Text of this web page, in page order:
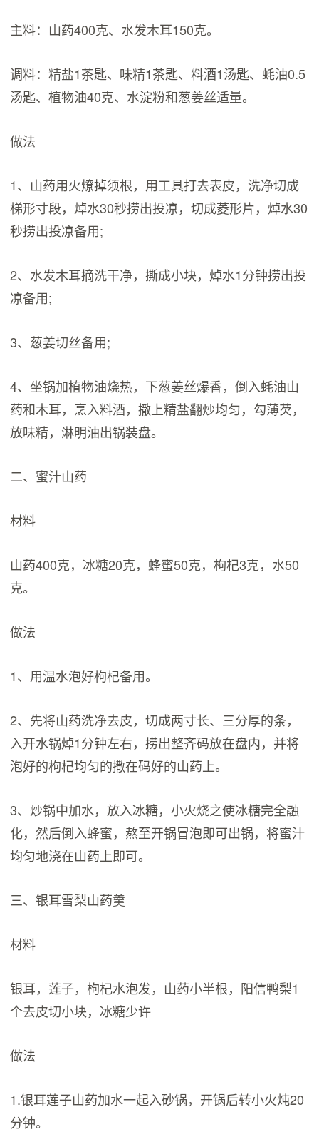
主料：山药400克、水发木耳150克。
调料：精盐1茶匙、味精1茶匙、料酒1汤匙、蚝油0.5
汤匙、植物油40克、水淀粉和葱姜丝适量。
做法
1、山药用火燎掉须根，用工具打去表皮，洗净切成
梯形寸段，焯水30秒捞出投凉，切成菱形片，焯水30
秒捞出投凉备用;
2、水发木耳摘洗干净，撕成小块，焯水1分钟捞出投
凉备用;
3、葱姜切丝备用;
4、坐锅加植物油烧热，下葱姜丝爆香，倒入蚝油山
药和木耳，烹入料酒，撒上精盐翻炒均匀，勾薄芡，
放味精，淋明油出锅装盘。
二、蜜汁山药
材料
山药400克，冰糖20克，蜂蜜50克，枸杞3克，水50
克。
做法
1、用温水泡好枸杞备用。
2、先将山药洗净去皮，切成两寸长、三分厚的条，
入开水锅焯1分钟左右，捞出整齐码放在盘内，并将
泡好的枸杞均匀的撒在码好的山药上。
3、炒锅中加水，放入冰糖，小火烧之使冰糖完全融
化，然后倒入蜂蜜，熬至开锅冒泡即可出锅，将蜜汁
均匀地浇在山药上即可。
三、银耳雪梨山药羹
材料
银耳，莲子，枸杞水泡发，山药小半根，阳信鸭梨1
个去皮切小块，冰糖少许
做法
1.银耳莲子山药加水一起入砂锅，开锅后转小火炖20
分钟。